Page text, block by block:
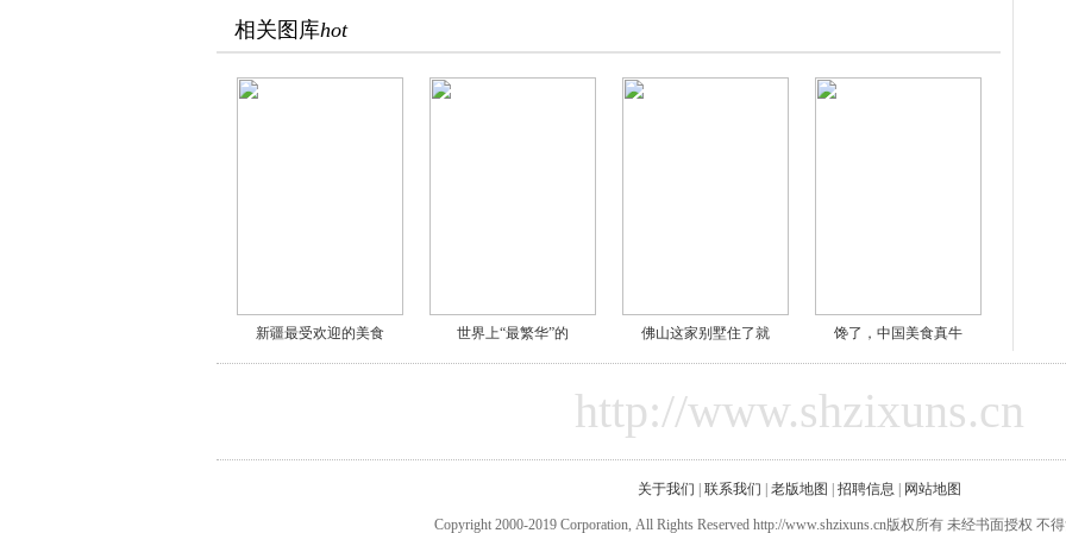
相关图库hot
新疆最受欢迎的美食 世界上“最繁华”的 佛山这家别墅住了就 馋了，中国美食真牛
http://www.shzixuns.cn
关于我们 联系我们 老版地图 招聘信息 网站地图
Copyright 2000-2019 Corporation, All Rights Reserved http://www.shzixuns.cn版权所有 未经书面授权 不